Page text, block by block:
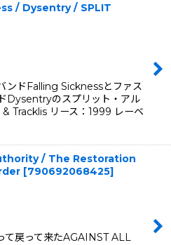
/ Dysentry / SPLIT
ンドFalling Sicknessとファス
Dysentryのスプリット・アル
Tracklis リース：1999 レーベ
/ The Restoration
[790692068425]
て戻って来たAGAINST ALL